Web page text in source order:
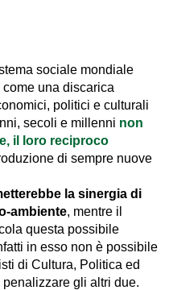
sociale mondiale
una discarica
politici e culturali
secoli e millenni non
il loro reciproco
di sempre nuove
la sinergia di
ambiente, mentre il
questa possibile
in esso non è possibile
di Cultura, Politica ed
gli altri due.